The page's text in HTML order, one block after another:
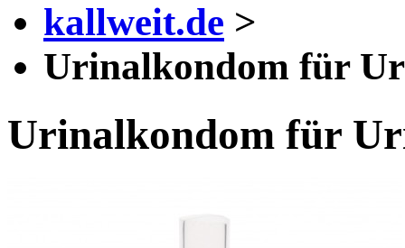
kallweit.de >
Urinalkondom für
Urinalkondom für